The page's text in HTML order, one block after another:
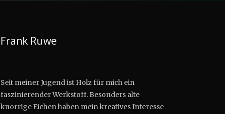
Frank Ruwe
Seit meiner Jugend ist Holz für mich ein
faszinierender Werkstoff. Besonders alte
knorrige Eichen haben mein kreatives Interesse